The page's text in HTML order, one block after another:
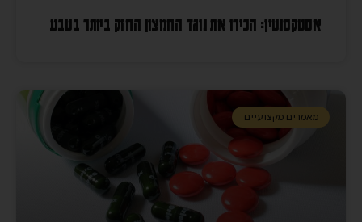
אסטקסנטין: הכירו את נוגד החמצון החזק ביותר בטבע
מאמרים מקצועיים